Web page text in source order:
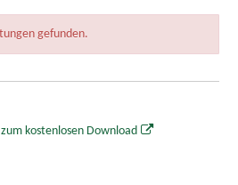
gefunden.
kostenlosen Download